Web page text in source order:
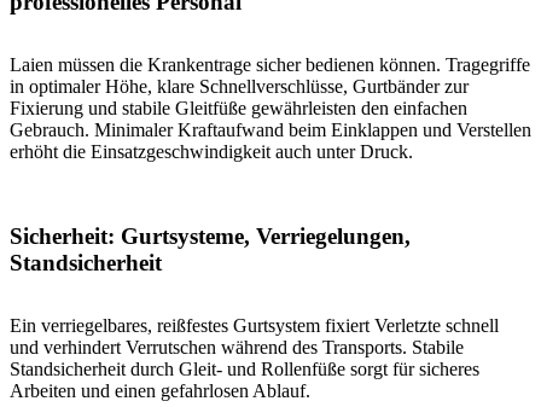
Laien müssen die Krankentrage sicher bedienen können. Tragegriffe
in optimaler Höhe, klare Schnellverschlüsse, Gurtbänder zur
Fixierung und stabile Gleitfüße gewährleisten den einfachen
Gebrauch. Minimaler Kraftaufwand beim Einklappen und Verstellen
erhöht die Einsatzgeschwindigkeit auch unter Druck.
Sicherheit: Gurtsysteme, Verriegelungen,
Standsicherheit
Ein verriegelbares, reißfestes Gurtsystem fixiert Verletzte schnell
und verhindert Verrutschen während des Transports. Stabile
Standsicherheit durch Gleit- und Rollenfüße sorgt für sicheres
Arbeiten und einen gefahrlosen Ablauf.